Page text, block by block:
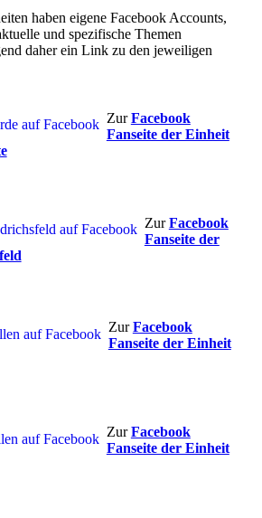
haben eigene Facebook Accounts,
und spezifische Themen
daher ein Link zu den jeweiligen
ZurFacebook
Fanseite der Einheit
ZurFacebook
Fanseite der
ZurFacebook
Fanseite der Einheit
ZurFacebook
Fanseite der Einheit